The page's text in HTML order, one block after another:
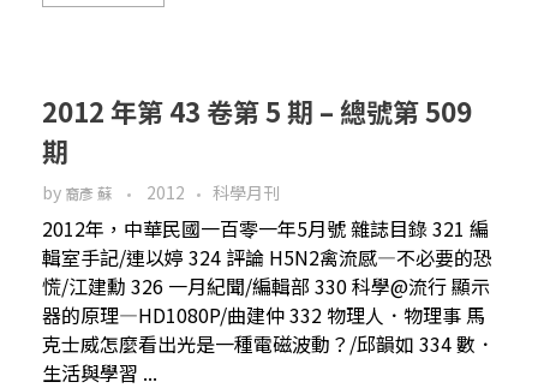
2012 年第 43 卷第 5 期 – 總號第 509
期
by 裔彥 蘇 2012 科學月刊
2012年，中華民國一百零一年5月號 雜誌目錄 321 編
輯室手記/連以婷 324 評論 H5N2禽流感—不必要的恐
慌/江建勳 326 一月紀聞/編輯部 330 科學@流行 顯示
器的原理—HD1080P/曲建仲 332 物理人．物理事 馬
克士威怎麼看出光是一種電磁波動？/邱韻如 334 數．
生活與學習 ...